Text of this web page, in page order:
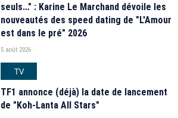
seuls…" : Karine Le Marchand dévoile les
nouveautés des speed dating de "L'Amour
est dans le pré" 2026
5 août 2026
TV
TF1 annonce (déjà) la date de lancement
de "Koh-Lanta All Stars"